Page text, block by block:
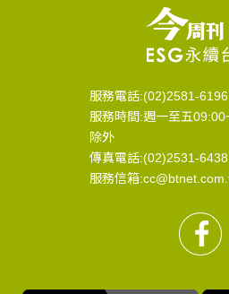
服務電話:(02)2581-6196
服務時間:週一至五
除外
傳真電話:(02)2531-6438
服務信箱